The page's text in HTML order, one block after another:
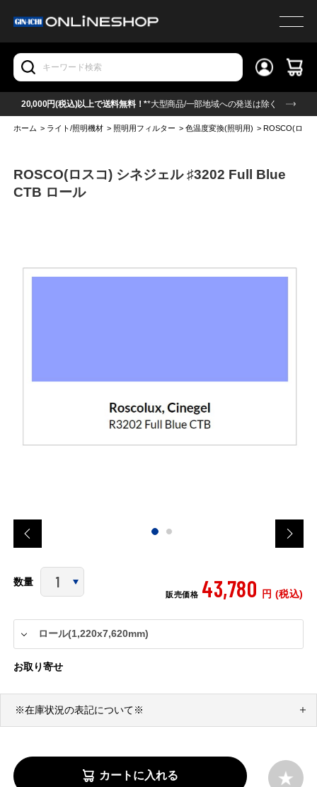
20,000円(税込)以上で送料無料！**大型商品/一部地域への発送は除く
ホーム > ライト/照明機材 > 照明用フィルター >色温度変換(照明用) >ROSCO(ロス
ROSCO(ロスコ) シネジェル ♯3202 Full Blue
CTB ロール
数量
販売価格 43,780 円 (税込)
お取り寄せ
※在庫状況の表記について※
カートに入れる